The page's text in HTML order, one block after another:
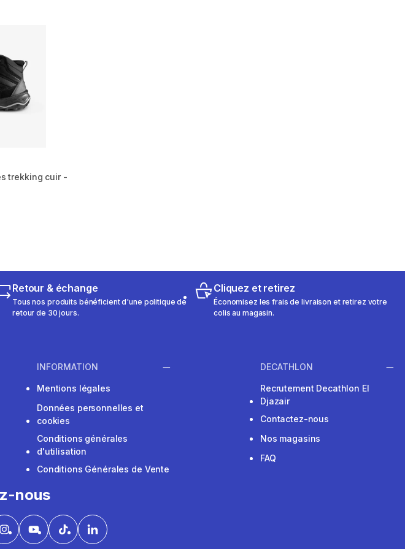
trekking cuir -
660 reviews
Retour & échange
Tous nos produits bénéficient d'une politique de
retour de 30 jours.
Cliquez et retirez
Économisez les frais de livraison et retirez votre
colis au magasin.
INFORMATION
Mentions légales
Données personnelles et
cookies
Conditions générales
d'utilisation
Conditions Générales de Vente
DECATHLON
Recrutement Decathlon El
Djazair
Contactez-nous
Nos magasins
FAQ
nous